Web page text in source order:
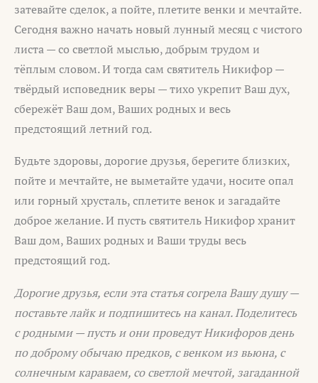
затевайте сделок, а пойте, плетите венки и мечтайте.
Сегодня важно начать новый лунный месяц с чистого
листа — со светлой мыслью, добрым трудом и
тёплым словом. И тогда сам святитель Никифор —
твёрдый исповедник веры — тихо укрепит Ваш дух,
сбережёт Ваш дом, Ваших родных и весь
предстоящий летний год.
Будьте здоровы, дорогие друзья, берегите близких,
пойте и мечтайте, не выметайте удачи, носите опал
или горный хрусталь, сплетите венок и загадайте
доброе желание. И пусть святитель Никифор хранит
Ваш дом, Ваших родных и Ваши труды весь
предстоящий год.
Дорогие друзья, если эта статья согрела Вашу душу —
поставьте лайк и подпишитесь на канал. Поделитесь
с родными — пусть и они проведут Никифоров день
по доброму обычаю предков, с венком из вьюна, с
солнечным караваем, со светлой мечтой, загаданной